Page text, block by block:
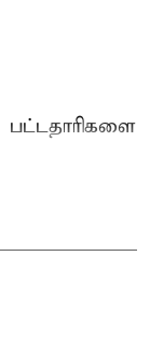
பட்டதாரிகளை